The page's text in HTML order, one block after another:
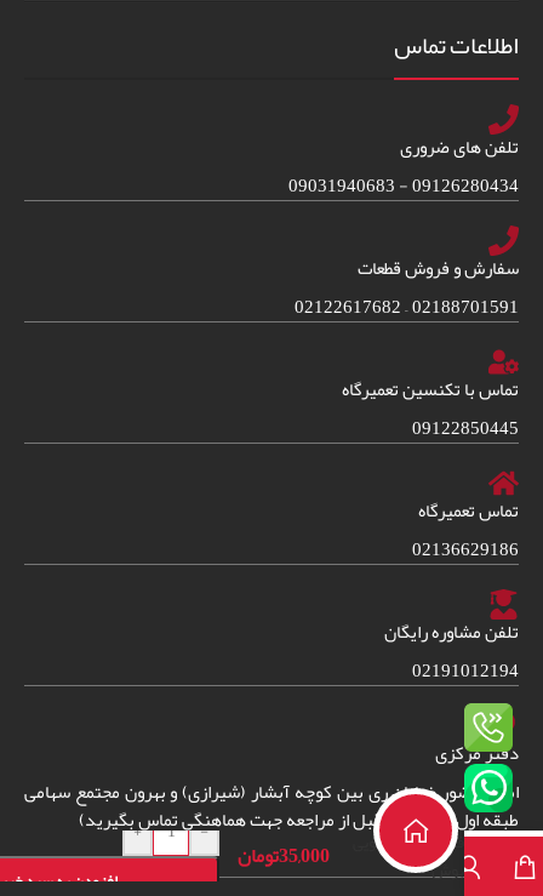
اطلاعات تماس
تلفن های ضروری
09126280434 - 09031940683
سفارش و فروش قطعات
02188701591 – 02122617682
تماس با تکنسین تعمیرگاه
09122850445
تماس تعمیرگاه
02136629186
تلفن مشاوره رایگان
02191012194
دفتر مرکزی
امین حضور خیابان ری بین کوچه آبشار (شیرازی) و بهرون مجتمع سهامی
طبقه اول واحد 38. (قبل از مراجعه جهت هماهنگی تماس بگیرید)دفترچه راهنمای
فارسی لباسشویی
بوش
35,000تومان
-
+
افزودن به سبد